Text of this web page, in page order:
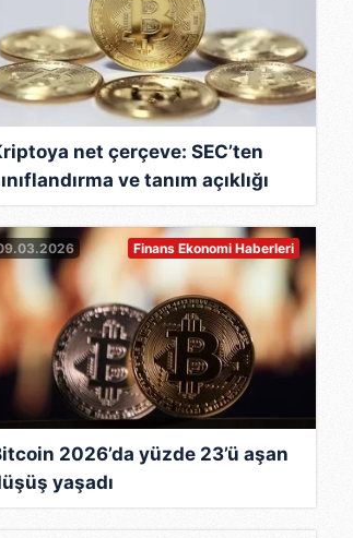
net çerçeve: SEC’ten
ve tanım açıklığı
Finans Ekonomi Haberleri
2026’da yüzde 23’ü aşan
yaşadı